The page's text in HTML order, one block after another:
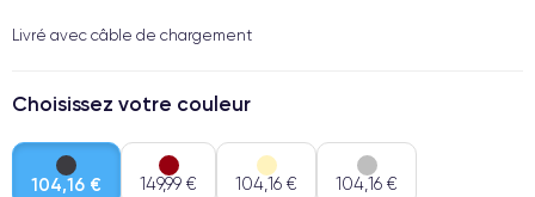
Livré avec câble de chargement
Choisissez votre couleur
104,16 € 149,99 € 104,16 € 104,16 €